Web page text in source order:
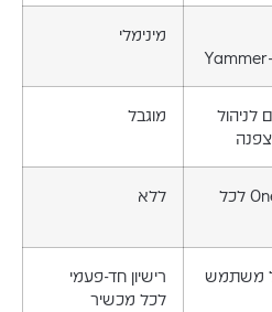
מינימלי
לניהול
מוגבל
1TB ב-OneDrive לכל
ללא
משתמש
רישיון חד-פעמי
לכל מכשיר